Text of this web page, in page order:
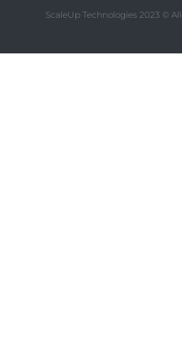
ScaleUp Technologies 2023 ©